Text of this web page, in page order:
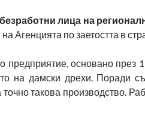
лица на
Агенцията по заетостта в
основано през
на дамски дрехи. Поради
такова производство.